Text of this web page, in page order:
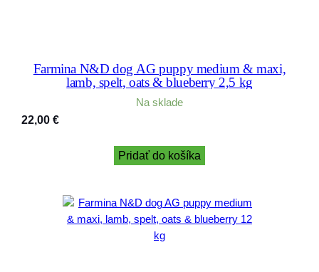
Farmina N&D dog AG puppy medium & maxi,
lamb, spelt, oats & blueberry 2,5 kg
Na sklade
22,00 €
Pridať do košíka